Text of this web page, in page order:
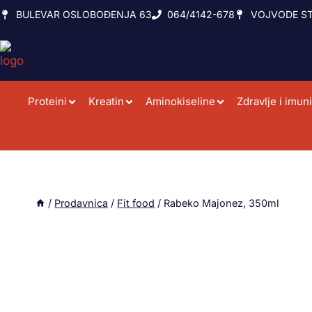
BULEVAR OSLOBOĐENJA 63 064/4142-678 VOJVODE
Proteini Kreatin Aminokiseline Zdravlje i
/ Prodavnica / Fit food / Rabeko Majonez, 350ml